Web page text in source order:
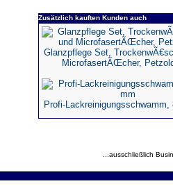
Zusätzlich kauften Kunden auch
Glanzpflege Set,
MicrofasertÃŒcher,
Profi-Lackreinigungsschwamm,
...ausschließlich